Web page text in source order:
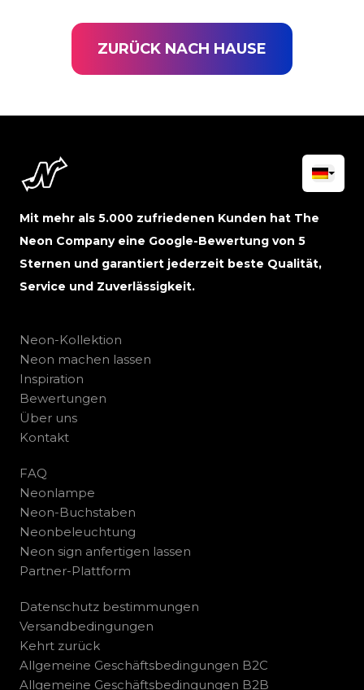
ZURÜCK NACH HAUSE
Mit mehr als 5.000 zufriedenen Kunden hat The
Neon Company eine Google-Bewertung von 5
Sternen und garantiert jederzeit beste Qualität,
Service und Zuverlässigkeit.
Neon-Kollektion
Neon machen lassen
Inspiration
Bewertungen
Über uns
Kontakt
FAQ
Neonlampe
Neon-Buchstaben
Neonbeleuchtung
Neon sign anfertigen lassen
Partner-Plattform
Datenschutz bestimmungen
Versandbedingungen
Kehrt zurück
Allgemeine Geschäftsbedingungen B2C
Allgemeine Geschäftsbedingungen B2B